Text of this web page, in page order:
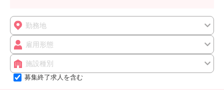
勤務地
雇用形態
施設種別
募集終了求人を含む